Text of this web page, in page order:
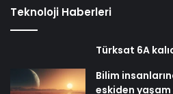
Teknoloji Haberleri
Türksat 6A
Bilim
eskiden yaşam